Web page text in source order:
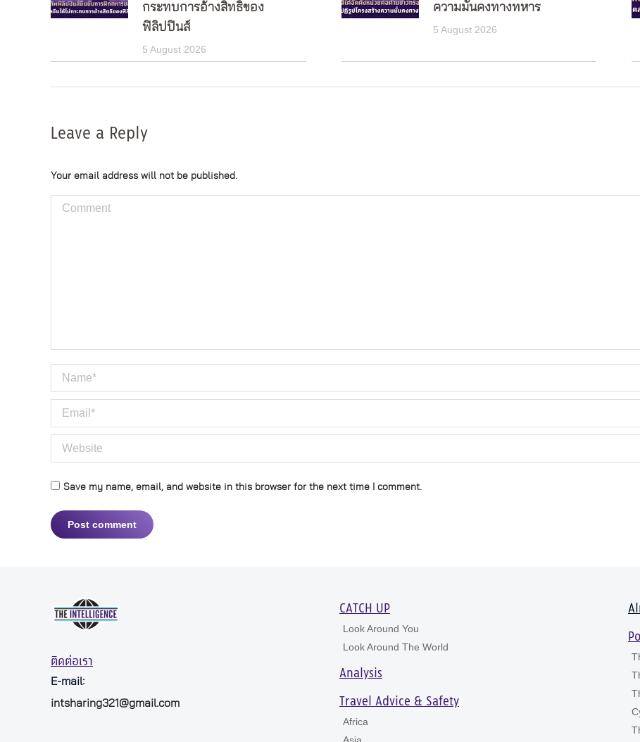
กระทบการอ้างสิทธิของ
ฟิลิปปินส์
5 August 2026
ความมั่นคงทางทหาร
5 August 2026
Leave a Reply
Your email address will not be published.
Comment
Name *
Email *
Website
Save my name, email, and website in this browser for the next time I comment.
Post comment
ติดต่อเรา
E-mail:
intsharing321@gmail.com
CATCH UP
Look Around You
Look Around The World
Analysis
Travel Advice & Safety
Africa